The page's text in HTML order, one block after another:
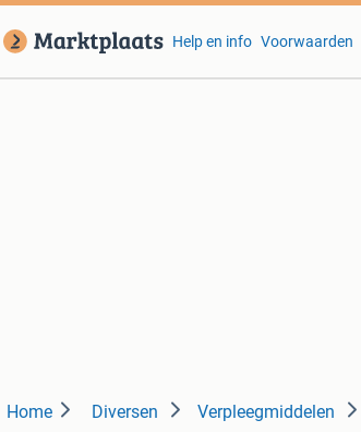
Help en info Voorwaarden
Home Diversen Verpleegmiddelen